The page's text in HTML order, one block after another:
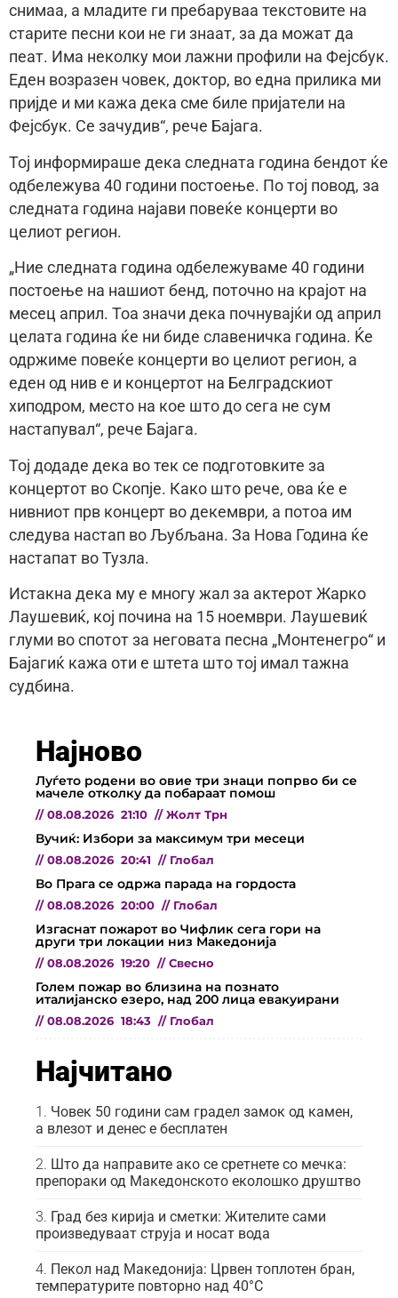
снимаа, а младите ги пребаруваа текстовите на
старите песни кои не ги знаат, за да можат да
пеат. Има неколку мои лажни профили на Фејсбук.
Еден возразен човек, доктор, во една прилика ми
пријде и ми кажа дека сме биле пријатели на
Фејсбук. Се зачудив“, рече Бајага.
Тој информираше дека следната година бендот ќе
одбележува 40 години постоење. По тој повод, за
следната година најави повеќе концерти во
целиот регион.
„Ние следната година одбележуваме 40 години
постоење на нашиот бенд, поточно на крајот на
месец април. Тоа значи дека почнувајќи од април
целата година ќе ни биде славеничка година. Ќе
одржиме повеќе концерти во целиот регион, а
еден од нив е и концертот на Белградскиот
хиподром, место на кое што до сега не сум
настапувал“, рече Бајага.
Тој додаде дека во тек се подготовките за
концертот во Скопје. Како што рече, ова ќе е
нивниот прв концерт во декември, а потоа им
следува настап во Љубљана. За Нова Година ќе
настапат во Тузла.
Истакна дека му е многу жал за актерот Жарко
Лаушевиќ, кој почина на 15 ноември. Лаушевиќ
глуми во спотот за неговата песна „Монтенегро“ и
Бајагиќ кажа оти е штета што тој имал тажна
судбина.
Најново
Луѓето родени во овие три знаци попрво би се
мачеле отколку да побараат помош
// 08.08.2026 21:10 // Жолт Трн
Вучиќ: Избори за максимум три месеци
// 08.08.2026 20:41 // Глобал
Во Прага се одржа парада на гордоста
// 08.08.2026 20:00 // Глобал
Изгаснат пожарот во Чифлик сега гори на
други три локации низ Македонија
// 08.08.2026 19:20 // Свесно
Голем пожар во близина на познато
италијанско езеро, над 200 лица евакуирани
// 08.08.2026 18:43 // Глобал
Најчитано
Човек 50 години сам градел замок од камен,
а влезот и денес е бесплатен
Што да направите ако се сретнете со мечка:
препораки од Македонското еколошко друштво
Град без кирија и сметки: Жителите сами
произведуваат струја и носат вода
Пекол над Македонија: Црвен топлотен бран,
температурите повторно над 40°C